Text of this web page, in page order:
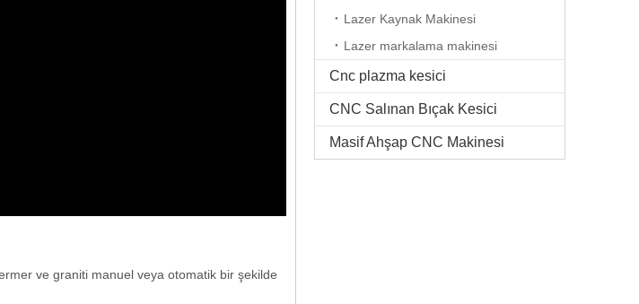
ve graniti manuel veya otomatik bir şekilde
Lazer Kaynak Makinesi
Lazer markalama makinesi
Cnc plazma kesici
CNC Salınan Bıçak Kesici
Masif Ahşap CNC Makinesi